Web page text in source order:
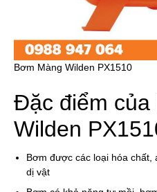
Bơm Màng Wilden PX1510
Đặc điểm của
Wilden
Bơm được các loại hóa chất,
dị vật